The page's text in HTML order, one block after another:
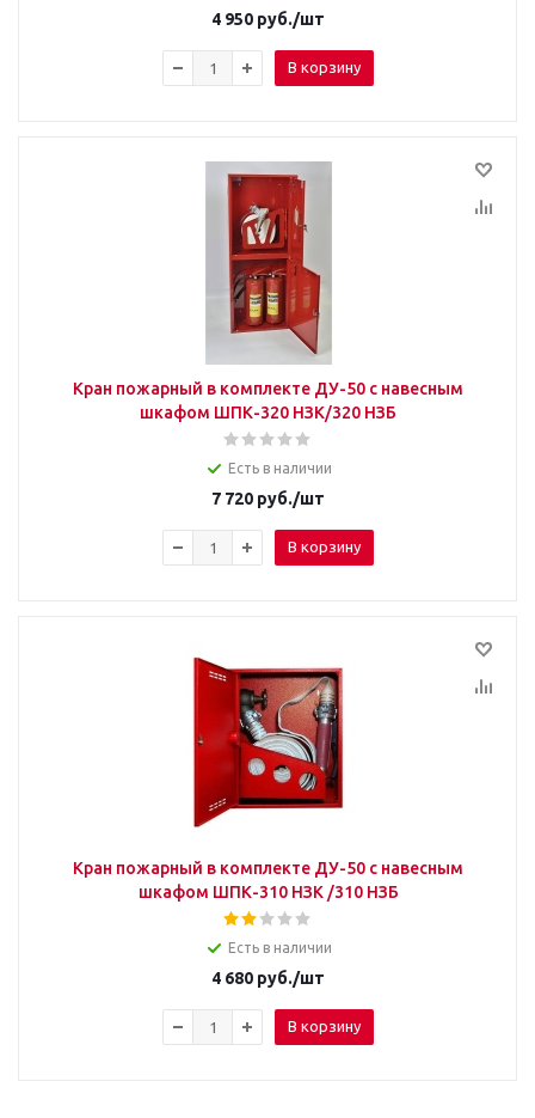
4 950 руб./шт
В корзину
Кран пожарный в комплекте ДУ-50 с навесным
шкафом ШПК-320 НЗК/320 НЗБ
Есть в наличии
7 720 руб./шт
В корзину
Кран пожарный в комплекте ДУ-50 с навесным
шкафом ШПК-310 НЗК /310 НЗБ
Есть в наличии
4 680 руб./шт
В корзину